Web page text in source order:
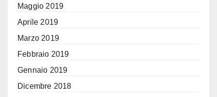
Maggio 2019
Aprile 2019
Marzo 2019
Febbraio 2019
Gennaio 2019
Dicembre 2018